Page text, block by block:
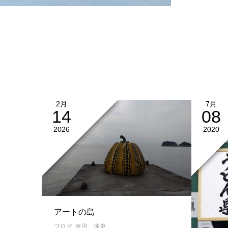
2月
14
2026
アートの島
ブログ 米田 達史
7月
08
2020